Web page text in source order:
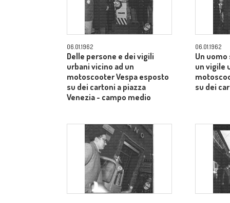
06.01.1962
Delle persone e dei vigili
urbani vicino ad un
motoscooter Vespa esposto
su dei cartoni a piazza
Venezia - campo medio
06.01.1962
Un
un vigile
su dei